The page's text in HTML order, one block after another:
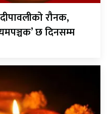
रौनक,
छ दिनसम्म